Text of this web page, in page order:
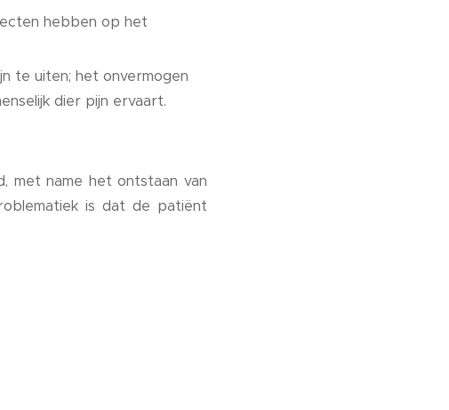
hebben op het
te uiten; het onvermogen
dier pijn ervaart.
met name het ontstaan van
is dat de patiënt